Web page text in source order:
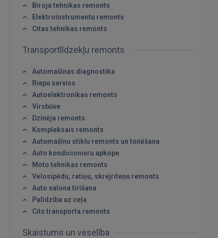
Biroja tehnikas remonts
Elektroinstrumentu remonts
Citas tehnikas remonts
Transportlīdzekļu remonts
Automašīnas diagnostika
Riepu serviss
Autoelektronikas remonts
Virsbūve
Dzinēja remonts
Kompleksais remonts
Automašīnu stiklu remonts un tonēšana
Auto kondicionieru apkope
Moto tehnikas remonts
Velosipēdu, ratiņu, skrejriteņu remonts
Auto salona tīrīšana
Palīdzība uz ceļa
Cits transporta remonts
Skaistums un veselība